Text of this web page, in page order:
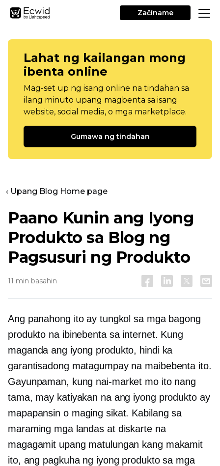
Začíname
Lahat ng kailangan mong
ibenta online
Mag-set up ng isang online na tindahan sa
ilang minuto upang magbenta sa isang
website, social media, o mga marketplace.
Gumawa ng tindahan
‹ Upang Blog Home page
Paano Kunin ang Iyong
Produkto sa Blog ng
Pagsusuri ng Produkto
11 min basahin
Ang panahong ito ay tungkol sa mga bagong
produkto na ibinebenta sa internet. Kung
maganda ang iyong produkto, hindi ka
garantisadong matagumpay na maibebenta ito.
Gayunpaman, kung nai-market mo ito nang
tama, may katiyakan na ang iyong produkto ay
mapapansin o maging sikat. Kabilang sa
maraming mga landas at diskarte na
magagamit upang matulungan kang makamit
ito, ang pagkuha ng iyong produkto sa mga